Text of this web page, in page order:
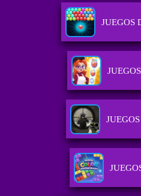
JUEGOS